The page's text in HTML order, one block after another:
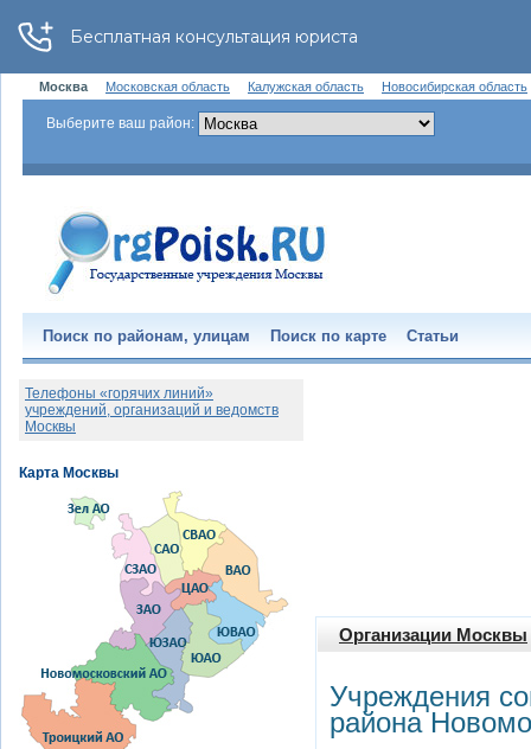
Москва Московская область Калужская область Новосибирская область
Выберите ваш район:
Поиск по районам, улицам Поиск по карте Статьи
Организации Москвы
Учреждения
района
Телефоны «горячих линий»
учреждений, организаций и ведомств
Москвы